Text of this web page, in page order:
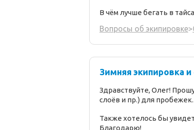
В чём лучше бегать в
Вопросы об экипировке>
Зимняя экипировка
Здравствуйте, Олег!
слоёв и пр.) для пробежек.
Также хотелось бы
Благодарю!